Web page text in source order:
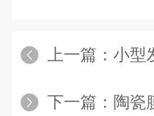
上一篇： 小型
下一篇： 陶瓷